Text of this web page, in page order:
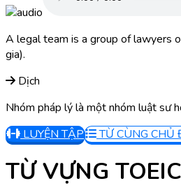
A legal team is a group of lawyers
gia).
Dịch
Nhóm pháp lý là một nhóm luật sư
LUYỆN TẬP
TỪ CÙNG CHỦ
TỪ VỰNG